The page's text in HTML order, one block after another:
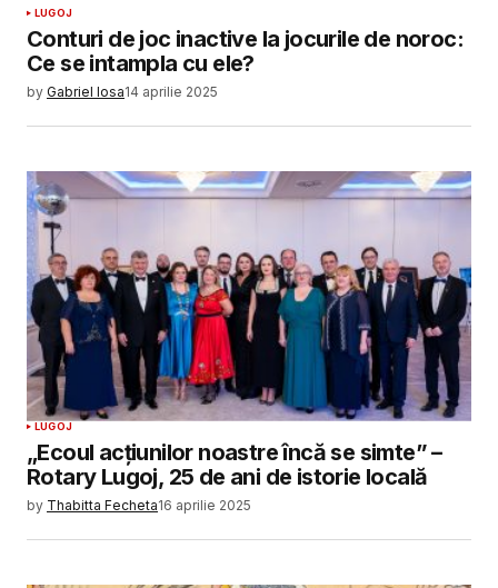
LUGOJ
Conturi de joc inactive la jocurile de noroc:
Ce se intampla cu ele?
by Gabriel Iosa14 aprilie 2025
LUGOJ
„Ecoul acțiunilor noastre încă se simte” –
Rotary Lugoj, 25 de ani de istorie locală
by Thabitta Fecheta16 aprilie 2025